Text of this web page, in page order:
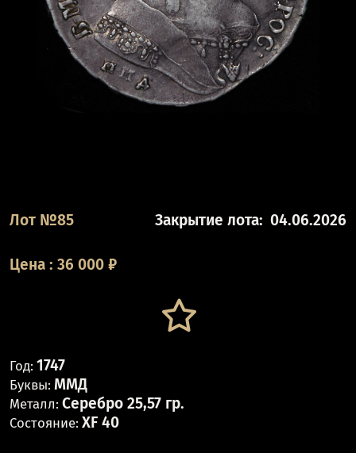
Лот №85 Закрытие лота: 04.06.2026
Цена : 36 000 ₽
Год: 1747
Буквы: ММД
Металл: Серебро 25,57 гр.
Состояние: XF 40